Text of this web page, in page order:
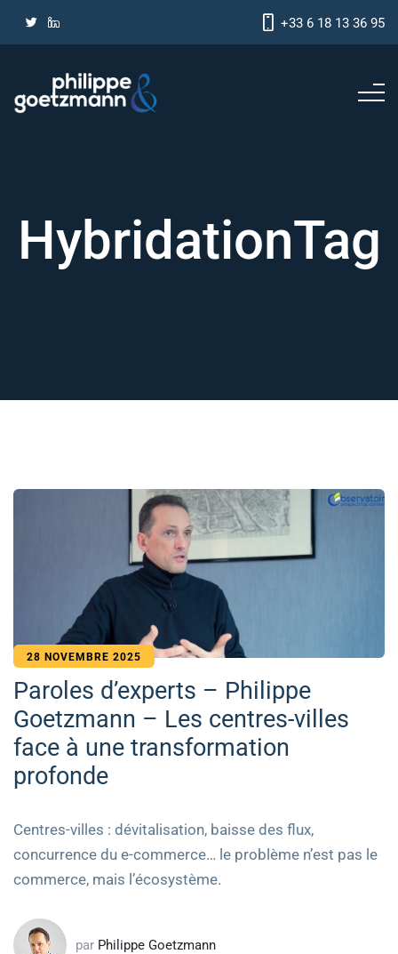
+33 6 18 13 36 95
HybridationTag
28 NOVEMBRE 2025
Paroles d’experts – Philippe
Goetzmann – Les centres-villes
face à une transformation
profonde
Centres-villes : dévitalisation, baisse des flux,
concurrence du e-commerce… le problème n’est pas le
commerce, mais l’écosystème.
par Philippe Goetzmann